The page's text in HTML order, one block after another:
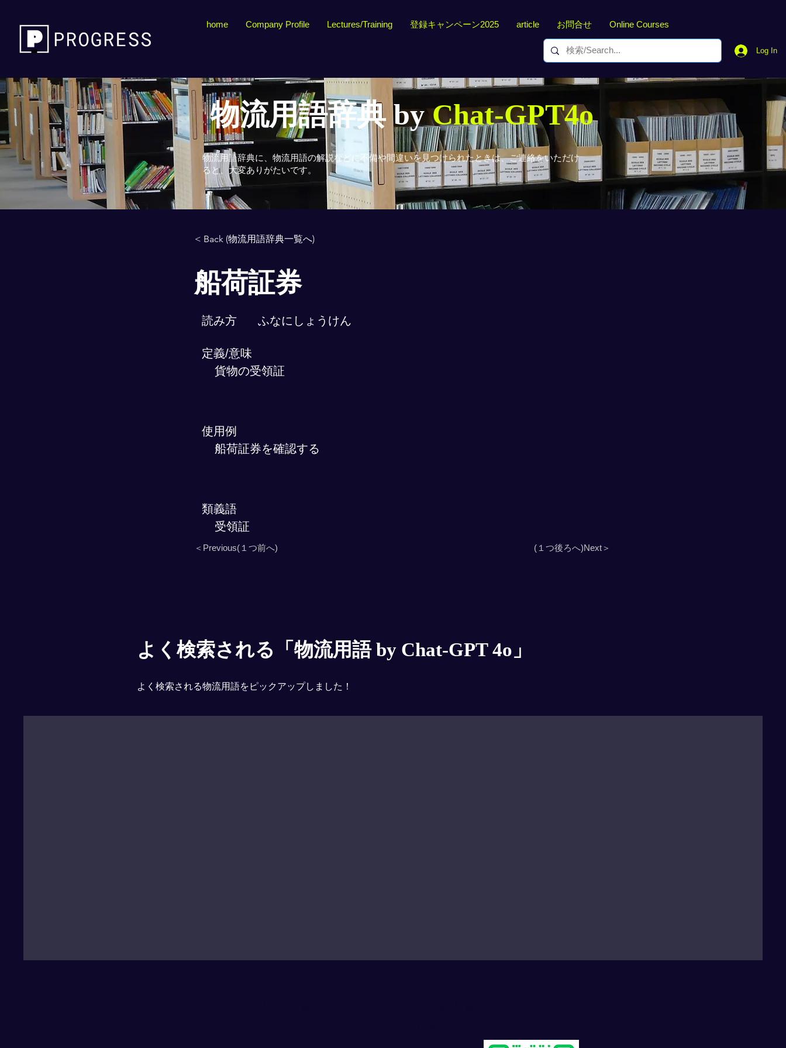
home Company Profile Lectures/Training 登録キャンペーン2025 article お問合せ Online Courses
Log In
物流用語辞典 byChat-GPT4o
物流用語辞典に、物流用語の解説などに不備や間違いを見つけられたときは、ご連絡をいただけ
ると、大変ありがたいです。
< Back (物流用語辞典一覧へ)
船荷証券
読み方 ふなにしょうけん
定義/意味
貨物の受領証
使用例
船荷証券を確認する
類義語
受領証
＜Previous(１つ前へ) (１つ後ろへ)Next＞
よく検索される「物流用語 by Chat-GPT 4o」
よく検索される物流用語をピックアップしました！